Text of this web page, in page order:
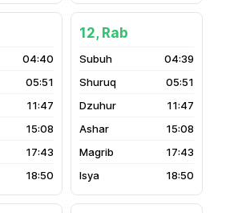
04:40
05:51
11:47
15:08
17:43
18:50
12, Rab
04:39
05:51
11:47
15:08
17:43
18:50